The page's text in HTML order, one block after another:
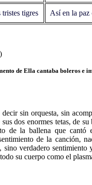
tristes tigres Así en la paz
de Ella cantaba boleros e
sin orquesta, sin
dos enormes tetas, de
de la ballena que
de la canción,
verdadero sentimiento
su cuerpo como el